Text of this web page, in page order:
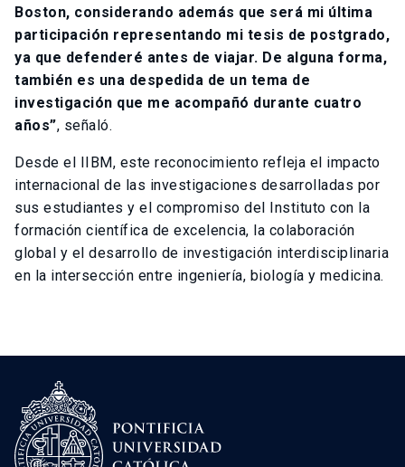
Boston, considerando además que será mi última
participación representando mi tesis de postgrado,
ya que defenderé antes de viajar. De alguna forma,
también es una despedida de un tema de
investigación que me acompañó durante cuatro
años”, señaló.
Desde el IIBM, este reconocimiento refleja el impacto
internacional de las investigaciones desarrolladas por
sus estudiantes y el compromiso del Instituto con la
formación científica de excelencia, la colaboración
global y el desarrollo de investigación interdisciplinaria
en la intersección entre ingeniería, biología y medicina.